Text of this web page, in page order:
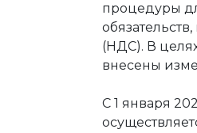
процедуры
(НДС). В
внесены
С 1 января